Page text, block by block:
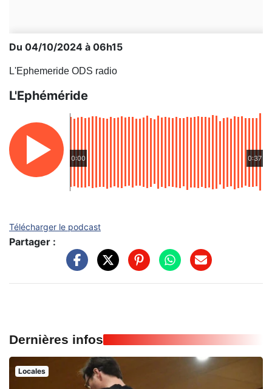
Du 04/10/2024 à 06h15
L'Ephemeride ODS radio
L'Ephéméride
0:00 0:37
Télécharger le podcast
Partager :
Dernières infos
Locales